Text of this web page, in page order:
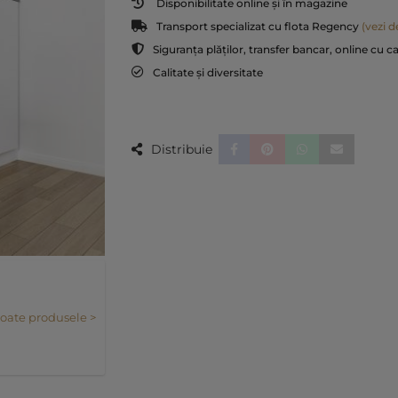
produsele >
Disponibilitate online și în magazine
Transport specializat cu flota Regency (vezi
Siguranța plăților, transfer bancar, online cu
Calitate și diversitate
Distribuie